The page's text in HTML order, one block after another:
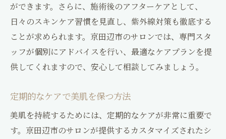
ができます。さらに、施術後のアフターケアとして、
日々のスキンケア習慣を見直し、紫外線対策も徹底する
ことが求められます。京田辺市のサロンでは、専門スタ
ッフが個別にアドバイスを行い、最適なケアプランを提
供してくれますので、安心して相談してみましょう。
定期的なケアで美肌を保つ方法
美肌を持続するためには、定期的なケアが非常に重要で
す。京田辺市のサロンが提供するカスタマイズされたシ